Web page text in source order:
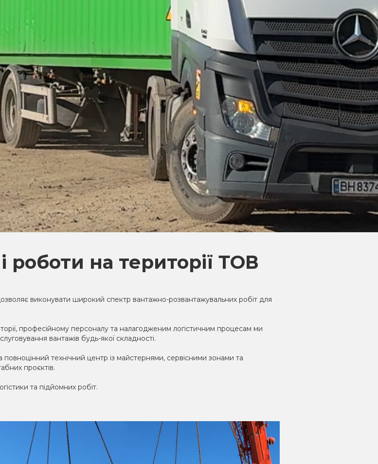
роботи на території ТОВ
виконувати широкий спектр вантажно-розвантажувальних робіт для
професійному персоналу та налагодженим логістичним процесам ми
вантажів будь-якої складності.
технічний центр із майстернями, сервісними зонами та
проєктів.
та підйомних робіт.